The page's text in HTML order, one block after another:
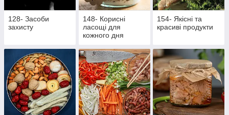
128- Засоби
захисту
148- Корисні
ласощі для
кожного дня
154- Якісні та
красиві продукти